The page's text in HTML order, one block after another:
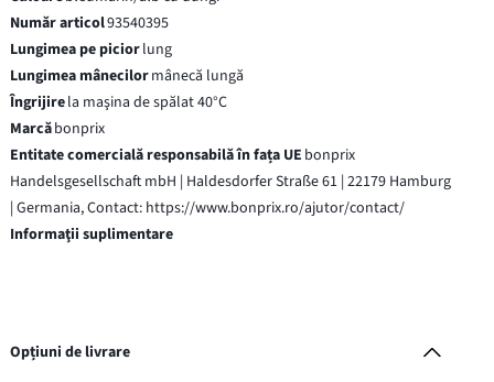
Număr articol93540395
Lungimea pe piciorlung
Lungimea mânecilormânecă lungă
Îngrijirela maşina de spălat 40°C
Marcăbonprix
Entitate comercială responsabilă în fața UE bonprix
Handelsgesellschaft mbH | Haldesdorfer Straße 61 | 22179 Hamburg
| Germania, Contact: https://www.bonprix.ro/ajutor/contact/
Informaţii suplimentare
Opțiuni de livrare